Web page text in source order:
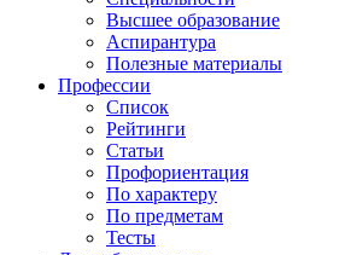
Высшее образование
Аспирантура
Полезные материалы
Профессии
Список
Рейтинги
Статьи
Профориентация
По характеру
По предметам
Тесты